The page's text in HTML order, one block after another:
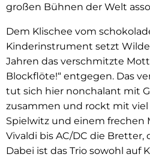
großen Bühnen der Welt
Dem Klischee vom
Kinderinstrument setzt
Jahren das verschmitzte
Blockflöte!“ entgegen. Das
tut sich hier nonchalant mit
zusammen und rockt mit
Spielwitz und einem frechen
Vivaldi bis AC/DC die
Dabei ist das Trio sowohl auf